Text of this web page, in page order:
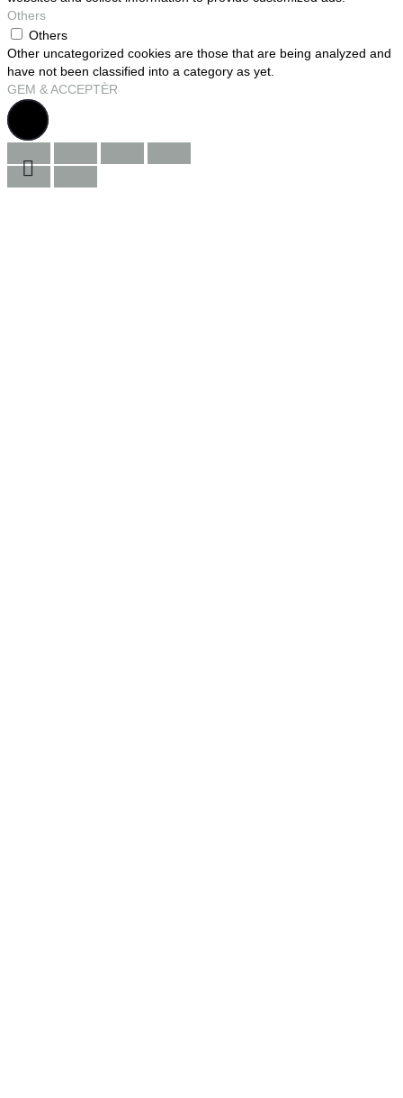
Others
Others
Other uncategorized cookies are those that are being analyzed and
have not been classified into a category as yet.
GEM & ACCEPTÈR